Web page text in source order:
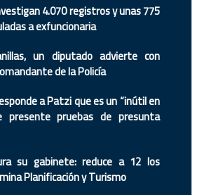
4.070 registros y unas 775
a exfuncionaria
un diputado advierte con
de la Policía
a Patzi que es un “inútil en
presente pruebas de presunta
su gabinete: reduce a 12 los
Planificación y Turismo